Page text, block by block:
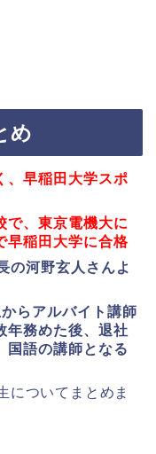
め
、早稲田大学スポ
で、東京電機大に
早稲田大学に合格
の河野玄人さんよ
らアルバイト講師
年務めた後、退社
国語の講師となる
についてまとめま